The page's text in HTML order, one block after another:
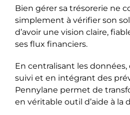
Bien gérer sa trésorerie ne
simplement à vérifier son
d’avoir une vision claire,
ses flux financiers.
En centralisant les
suivi et en intégrant des
Pennylane permet de
en véritable outil d’aide à la